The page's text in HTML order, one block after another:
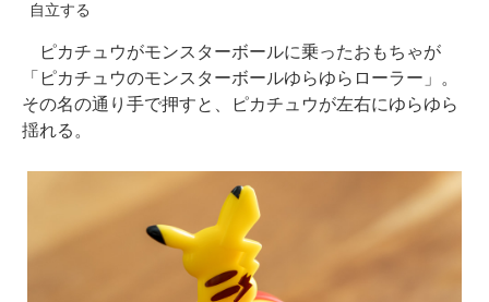
自立する
ピカチュウがモンスターボールに乗ったおもちゃが
「ピカチュウのモンスターボールゆらゆらローラー」。
その名の通り手で押すと、ピカチュウが左右にゆらゆら
揺れる。